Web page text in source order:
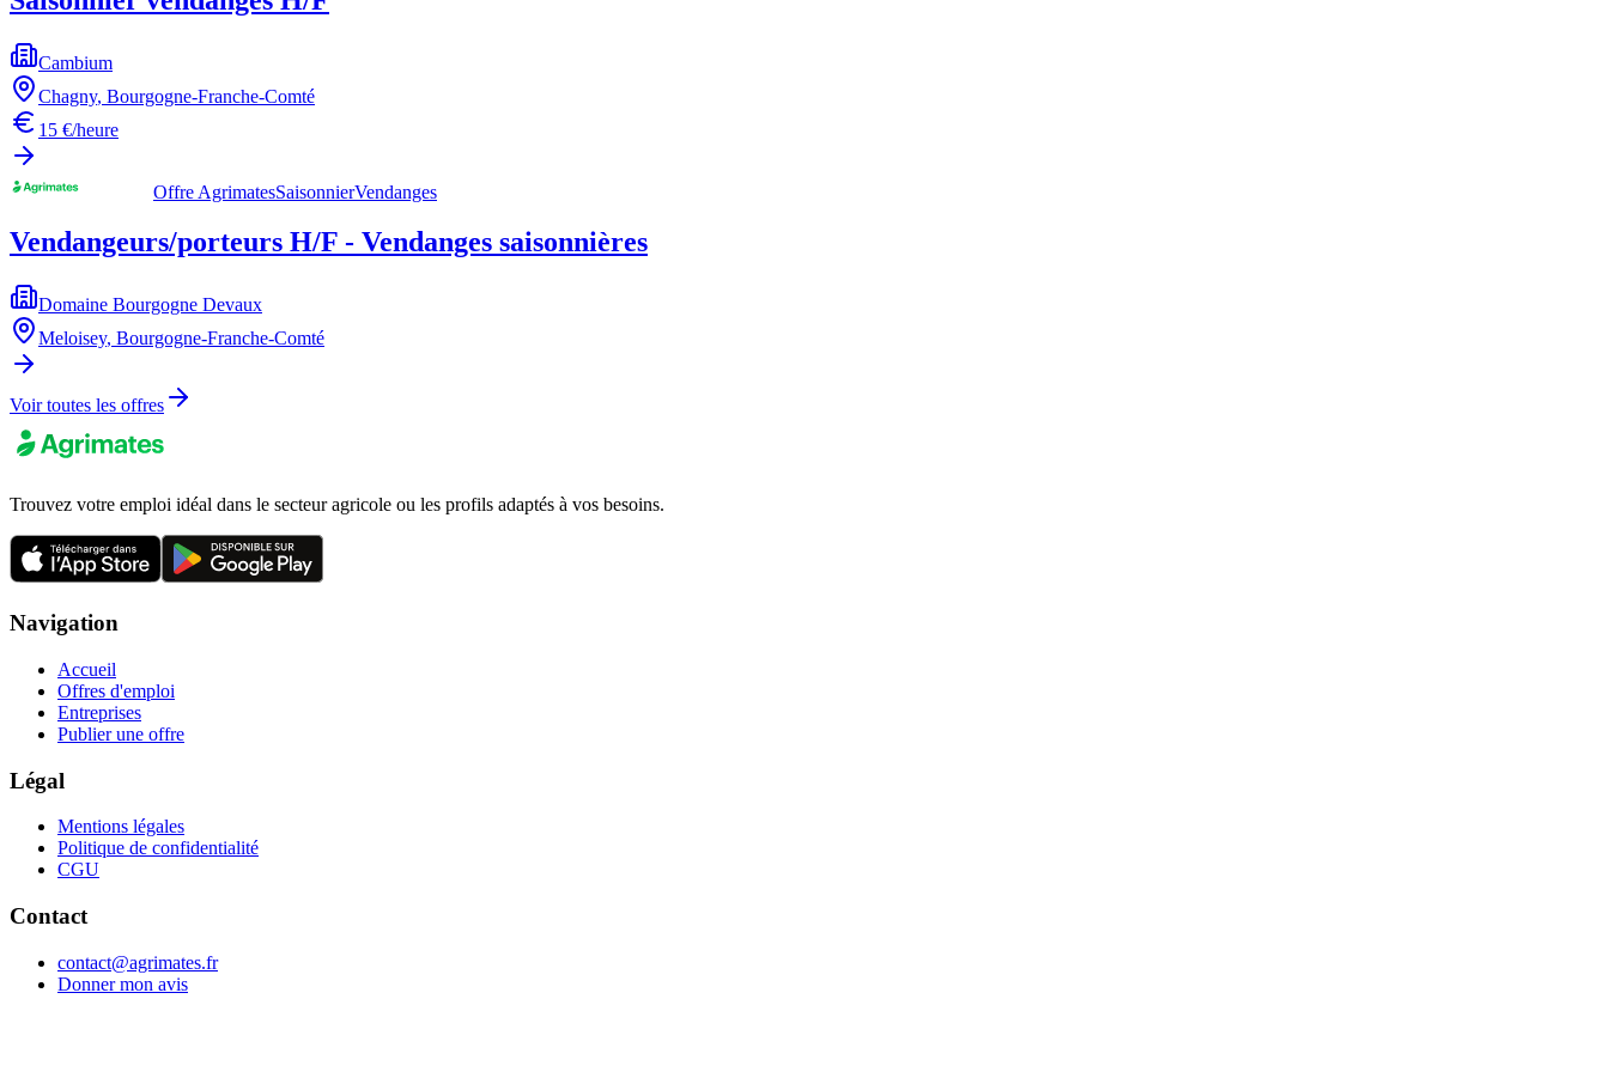
Cambium
Chagny, Bourgogne-Franche-Comté
15 €/heure
Offre AgrimatesSaisonnierVendanges
Vendangeurs/porteurs H/F - Vendanges saisonnières
Domaine Bourgogne Devaux
Meloisey, Bourgogne-Franche-Comté
Voir toutes les offres
Trouvez votre emploi idéal dans le secteur agricole ou les profils adaptés à vos besoins.
Navigation
Accueil
Offres d'emploi
Entreprises
Publier une offre
Légal
Mentions légales
Politique de confidentialité
CGU
Contact
contact@agrimates.fr
Donner mon avis